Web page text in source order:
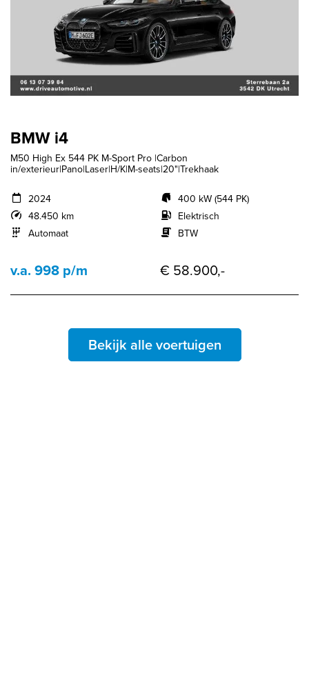
BMW i4
M50 High Ex 544 PK M-Sport Pro |Carbon
in/exterieur|Pano|Laser|H/K|M-seats|20"|Trekhaak
2024
48.450 km
Automaat
400 kW (544 PK)
Elektrisch
BTW
v.a. 998 p/m € 58.900,-
Bekijk alle voertuigen